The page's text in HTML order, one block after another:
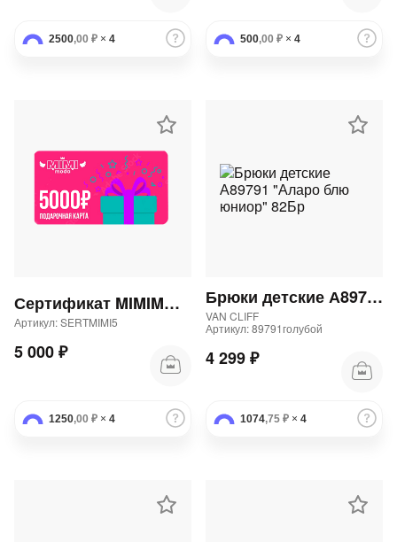
2500,00 ₽ × 4 500,00 ₽ × 4
Сертификат MIMIMODA 5000 р.
Артикул: SERTMIMI5
5 000 ₽
1250,00 ₽ × 4
Брюки детские А89791 "Аларо блю юниор" 82Бр
VAN CLIFF
Артикул: 89791голубой
4 299 ₽
1074,75 ₽ × 4